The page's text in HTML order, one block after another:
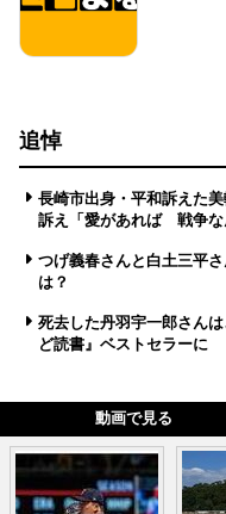
追悼
長崎市出身・平和訴えた
訴え「愛があれば 戦争な
つげ義春さんと白土三平
は？
死去した丹羽宇一郎さん
ど読書』ベストセラーに
動画で見る